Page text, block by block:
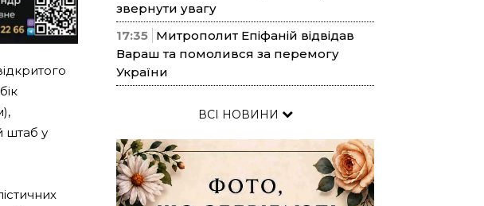
штаб у
звернути увагу
17:35 Митрополит Епіфаній відвідав
Вараш та помолився за перемогу
України
ВСІ НОВИНИ